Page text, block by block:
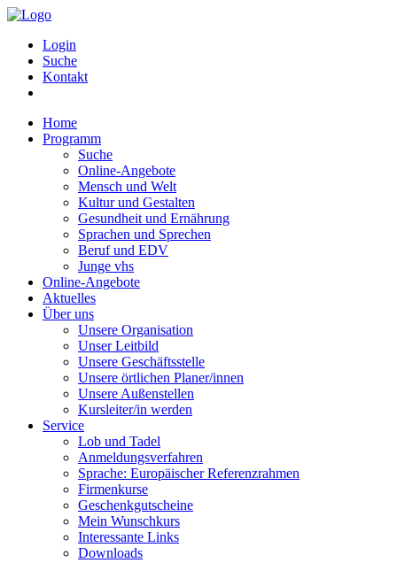
Login
Suche
Kontakt
Home
Programm
Suche
Online-Angebote
Mensch und Welt
Kultur und Gestalten
Gesundheit und Ernährung
Sprachen und Sprechen
Beruf und EDV
Junge vhs
Online-Angebote
Aktuelles
Über uns
Unsere Organisation
Unser Leitbild
Unsere Geschäftsstelle
Unsere örtlichen Planer/innen
Unsere Außenstellen
Kursleiter/in werden
Service
Lob und Tadel
Anmeldungsverfahren
Sprache: Europäischer Referenzrahmen
Firmenkurse
Geschenkgutscheine
Mein Wunschkurs
Interessante Links
Downloads